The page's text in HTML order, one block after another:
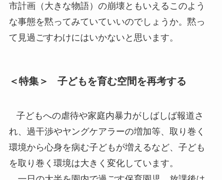
市計画（大きな物語）の崩壊ともいえるこのよう
な事態を黙ってみていていいのでしょうか。黙っ
て見過ごすわけにはいかないと思います。
＜特集＞ 子どもを育む空間を再考する
子どもへの虐待や家庭内暴力がしばしば報道さ
れ、過干渉やヤングケアラーの増加等、取り巻く
環境から心身を病む子どもが増えるなど、子ども
を取り巻く環境は大きく変化しています。